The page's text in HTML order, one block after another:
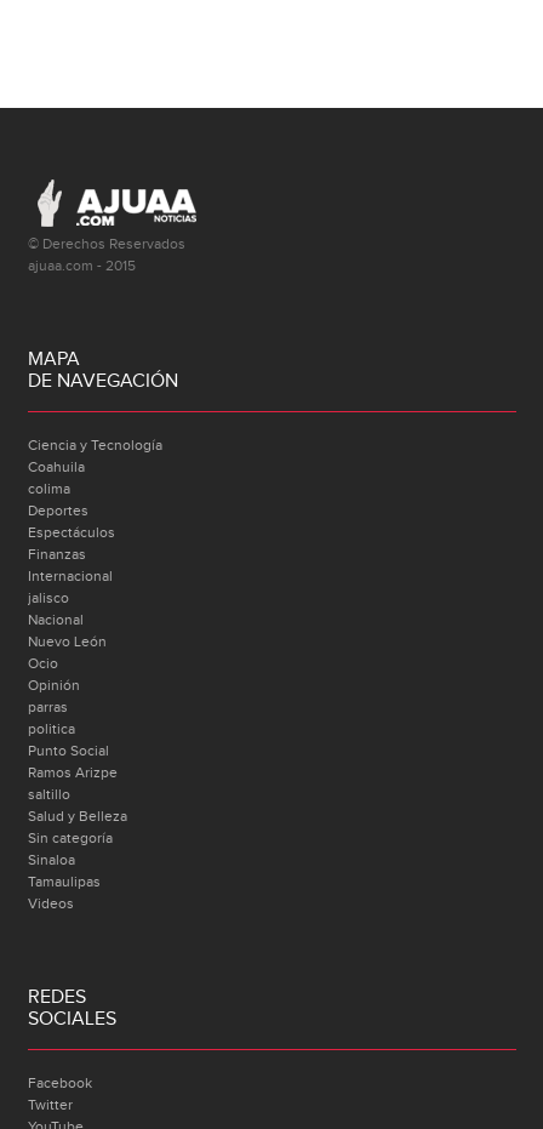
© Derechos Reservados
ajuaa.com - 2015
MAPA
DE NAVEGACIÓN
Ciencia y Tecnología
Coahuila
colima
Deportes
Espectáculos
Finanzas
Internacional
jalisco
Nacional
Nuevo León
Ocio
Opinión
parras
politica
Punto Social
Ramos Arizpe
saltillo
Salud y Belleza
Sin categoría
Sinaloa
Tamaulipas
Videos
REDES
SOCIALES
Facebook
Twitter